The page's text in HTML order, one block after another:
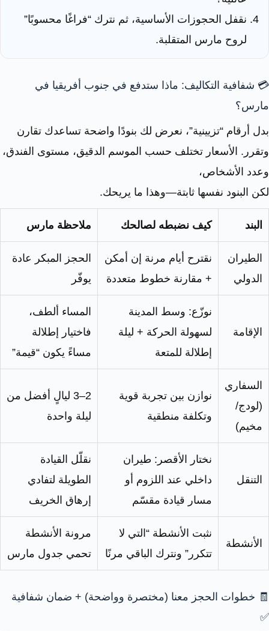
نقفل الحجوزات الأساسية، ثم نترك “فراغًا محسوبًا”
لروح مارس المتقلبة.
💳 شفافية التكاليف: ماذا ستدفع في جنوب أفريقيا في
مارس؟
بدل أرقام “تزيينية”، نعرض لك بنودًا واضحة تساعدك تقارن
وتقرر. الأسعار تختلف حسب الموسم الدقيق، مستوى الفندق،
وعدد الأشخاص،
لكن البنود نفسها ثابتة—وهذا ما يريحك.
البند كيف نضبطه لصالحك ملاحظة مارس
الطيران
الدولي
نقترح أيام مرنة إن أمكن
+ مقارنة خطوط متعددة
الحجز المبكر عادة
يوفّر
الإقامة
نوزّع: وسط المدينة
لسهولة الحركة + ليلة
إطلالة للمتعة
المساء ألطف،
فاختيار إطلالة
مساءً يكون “قيمة”
السفاري
(لودج/
مخيم)
نوازن بين تجربة قوية
وتكلفة منطقية
2–3 ليالٍ أفضل من
ليلة واحدة
التنقل
نختار الأقصر: طيران
داخلي عند اللزوم أو
مسار قيادة مقسّم
نقلّل القيادة
الطويلة لتفادي
إرهاق الخريف
الأنشطة
نثبت الأنشطة “التي لا
تتكرر” ونترك الباقي مرنًا
مرونة الأنشطة
تحمي جدول مارس
🧾 خطوات الحجز معنا (مختصرة وواضحة) + ضمان شفافية
✅